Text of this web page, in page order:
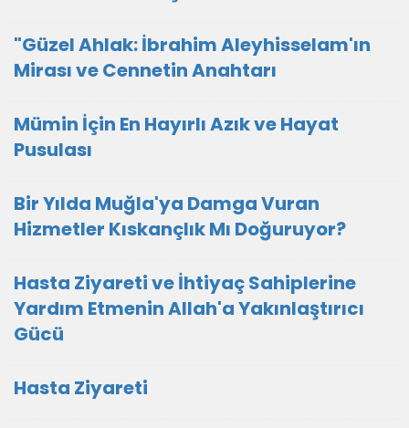
"Güzel Ahlak: İbrahim Aleyhisselam'ın
Mirası ve Cennetin Anahtarı
Mümin İçin En Hayırlı Azık ve Hayat
Pusulası
Bir Yılda Muğla'ya Damga Vuran
Hizmetler Kıskançlık Mı Doğuruyor?
Hasta Ziyareti ve İhtiyaç Sahiplerine
Yardım Etmenin Allah'a Yakınlaştırıcı
Gücü
Hasta Ziyareti